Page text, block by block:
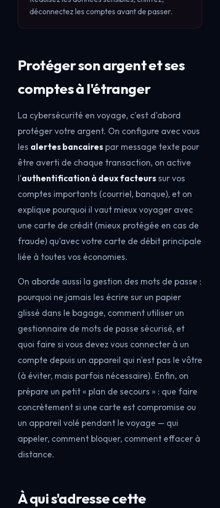
déconnectez les comptes avant de passer.
Protéger son argent et ses
comptes à l'étranger
La cybersécurité en voyage, c'est d'abord
protéger votre argent. On configure avec vous
les alertes bancaires par message texte pour
être averti de chaque transaction, on active
l'authentification à deux facteurssur vos
comptes importants (courriel, banque), et on
explique pourquoi il vaut mieux voyager avec
une carte de crédit (mieux protégée en cas de
fraude) qu'avec votre carte de débit principale
liée à toutes vos économies.
On aborde aussi la gestion des mots de passe :
pourquoi ne jamais les écrire sur un papier
glissé dans le bagage, comment utiliser un
gestionnaire de mots de passe sécurisé, et
quoi faire si vous devez vous connecter à un
compte depuis un appareil qui n'est pas le vôtre
(à éviter, mais parfois nécessaire). Enfin, on
prépare un petit « plan de secours » : que faire
concrètement si une carte est compromise ou
un appareil volé pendant le voyage — qui
appeler, comment bloquer, comment effacer à
distance.
À qui s'adresse cette